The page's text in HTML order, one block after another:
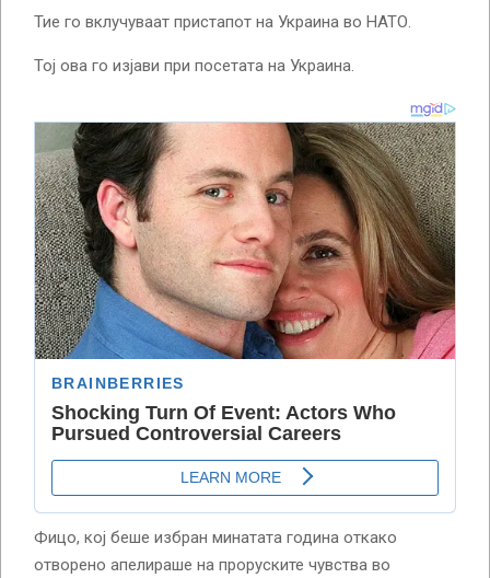
Тие го вклучуваат пристапот на Украина во НАТО.
Тој ова го изјави при посетата на Украина.
Фицо, кој беше избран минатата година откако
отворено апелираше на проруските чувства во